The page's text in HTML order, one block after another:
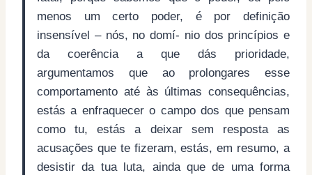
menos um certo poder, é por definição
insensível – nós, no domí- nio dos princípios e
da coerência a que dás prioridade,
argumentamos que ao prolongares esse
comportamento até às últimas consequências,
estás a enfraquecer o campo dos que pensam
como tu, estás a deixar sem resposta as
acusações que te fizeram, estás, em resumo, a
desistir da tua luta, ainda que de uma forma